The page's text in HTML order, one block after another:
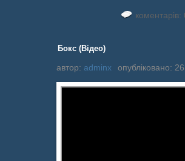
коментарів:
Бокс (Відео)
автор: adminx опубліковано: